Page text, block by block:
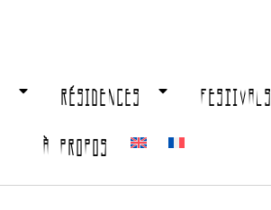
RÉSIDENCES FESTIVALS
À PROPOS